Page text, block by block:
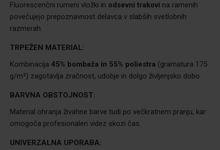
Fluorescenčni rumeni vložki in odsevni trakovi na ramenih
povečujejo prepoznavnost delavca v slabših svetlobnih
razmerah.
TRPEŽEN MATERIAL:
Kombinacija 45% bombaža in 55% poliestra (gramatura 175
g/m²) zagotavlja zračnost, udobje in dolgo življenjsko dobo.
BARVNA OBSTOJNOST:
Material ohranja živahne barve tudi po večkratnem pranju, kar
omogoča profesionalen videz skozi čas.
UNIVERZALNA UPORABA: